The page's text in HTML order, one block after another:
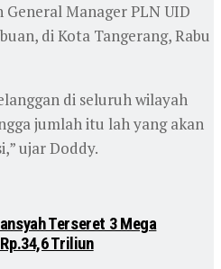
Manager PLN UID
di Kota Tangerang, Rabu
di seluruh wilayah
jumlah itu lah yang akan
ujar Doddy.
Terseret 3 Mega
Triliun